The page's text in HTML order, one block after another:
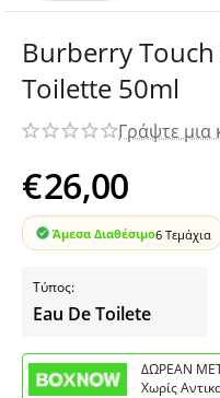
Burberry
Toilette 50ml
Γράψτε μια
€26,00
Άμεσα Διαθέσιμο6 Τεμάχια
Τύπος:
Eau De Toilete
ΔΩΡΕΑΝ
Χωρίς